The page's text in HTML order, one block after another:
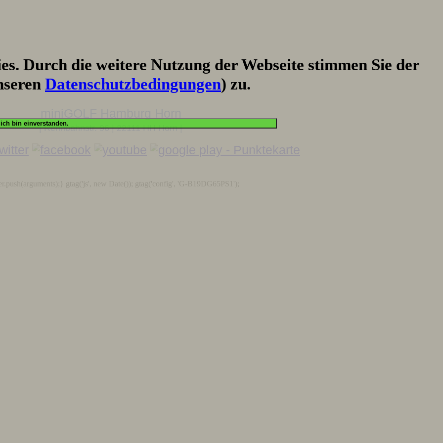
| Rennbahnstr. 96 | 22111 HH Horn |
Durch die weitere Nutzung der Webseite stimmen Sie der
Datenschutzbedingungen) zu.
OK, ich bin einverstanden.